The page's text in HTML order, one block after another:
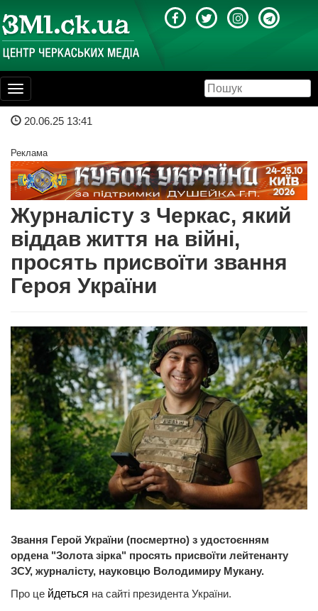
Toggle
navigation
20.06.25 13:41
Реклама
Журналісту з Черкас, який
віддав життя на війні,
просять присвоїти звання
Героя України
Звання Герой України (посмертно) з удостоєнням
ордена "Золота зірка" просять присвоїти лейтенанту
ЗСУ, журналісту, науковцю Володимиру Мукану.
Про це йдеться на сайті президента України.